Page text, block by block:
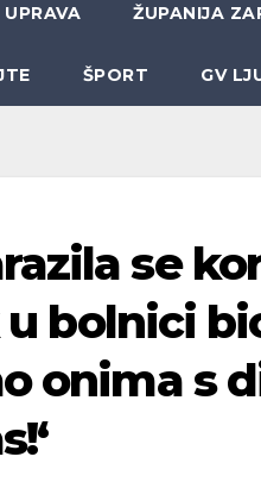
ŽUPANIJA
ŠPORT GV
se
bolnici
onima s